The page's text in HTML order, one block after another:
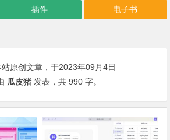
插件 电子书
站原创文章，于2023年09月4日
瓜皮猪 发表，共 990 字。